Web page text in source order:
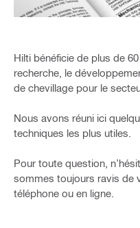
Hilti bénéficie de plus de
recherche, le
de chevillage pour le
Nous avons réuni ici
techniques les plus utiles.
Pour toute question,
sommes toujours ravis de
téléphone ou en ligne.